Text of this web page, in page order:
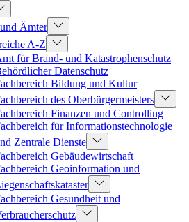
Ämter
A-Z
für Brand- und Katastrophenschutz
Datenschutz
Bildung und Kultur
des Oberbürgermeisters
Finanzen und Controlling
für Informationstechnologie
Zentrale Dienste
Gebäudewirtschaft
Geoinformation und
Gesundheit und